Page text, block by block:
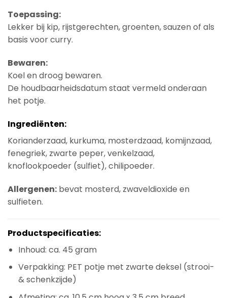
Toepassing:
Lekker bij kip, rijstgerechten, groenten, sauzen of als
basis voor curry.
Bewaren:
Koel en droog bewaren.
De houdbaarheidsdatum staat vermeld onderaan
het potje.
Ingrediënten:
Korianderzaad, kurkuma, mosterdzaad, komijnzaad,
fenegriek, zwarte peper, venkelzaad,
knoflookpoeder (sulfiet), chilipoeder.
Allergenen: bevat mosterd, zwaveldioxide en
sulfieten.
Productspecificaties:
Inhoud: ca. 45 gram
Verpakking: PET potje met zwarte deksel (strooi-
& schenkzijde)